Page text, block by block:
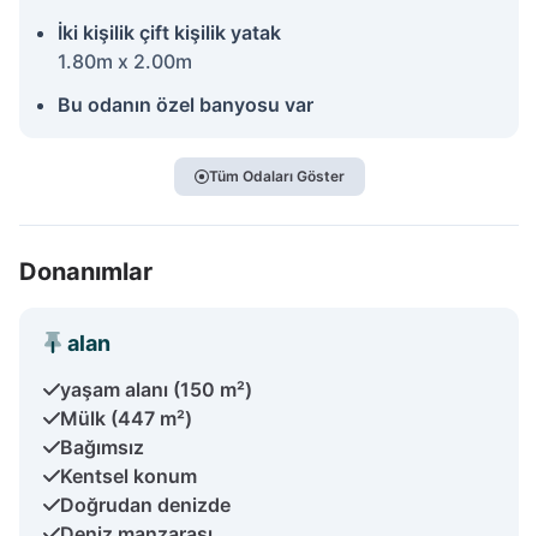
İki kişilik çift kişilik yatak
1.80m x 2.00m
Bu odanın özel banyosu var
Tüm Odaları Göster
Donanımlar
alan
yaşam alanı (150 m²)
Mülk (447 m²)
Bağımsız
Kentsel konum
Doğrudan denizde